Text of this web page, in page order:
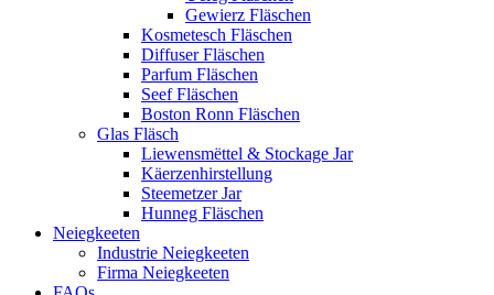
Gewierz Fläschen
Kosmetesch Fläschen
Diffuser Fläschen
Parfum Fläschen
Seef Fläschen
Boston Ronn Fläschen
Glas Fläsch
Liewensmëttel & Stockage Jar
Käerzenhirstellung
Steemetzer Jar
Hunneg Fläschen
Neiegkeeten
Industrie Neiegkeeten
Firma Neiegkeeten